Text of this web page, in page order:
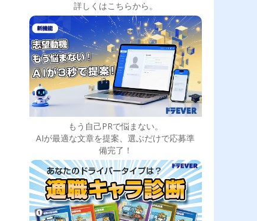
詳しくはこちらから。
もう自己PRで悩まない。
AIが最適な文章を提案、選ぶだけで応募準
備完了！